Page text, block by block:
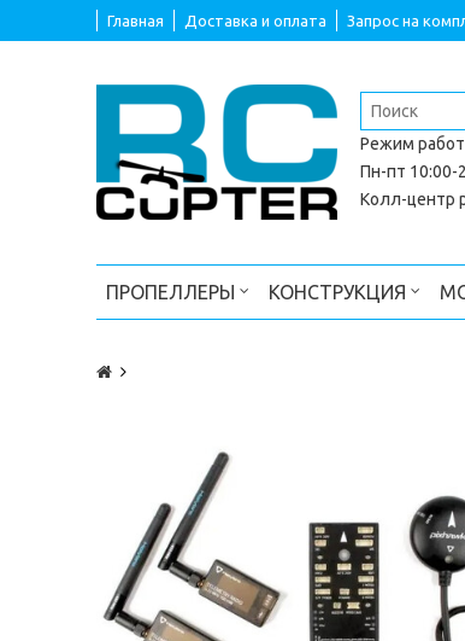
Главная Доставка и оплата Запрос на
Режим
Пн-пт 10:00-
Колл-центр
ПРОПЕЛЛЕРЫ КОНСТРУКЦИЯ